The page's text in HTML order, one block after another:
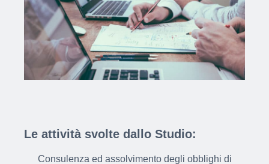
Le attività svolte dallo Studio:
Consulenza ed assolvimento degli obblighi di